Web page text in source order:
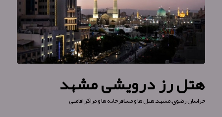
هتل رز درویشی مشهد
خراسان رضوی,مشهد,هتل ها و مسافرخانه ها و مراکز اقامتی